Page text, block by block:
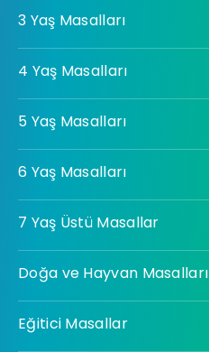
3 Yaş Masalları
4 Yaş Masalları
5 Yaş Masalları
6 Yaş Masalları
7 Yaş Üstü Masallar
Doğa ve Hayvan Masalları
Eğitici Masallar